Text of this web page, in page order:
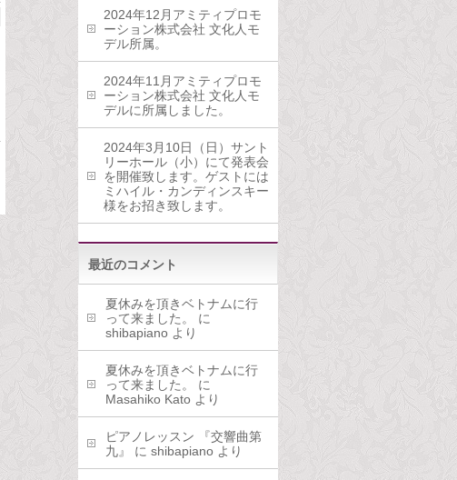
2024年12月アミティプロモ
ーション株式会社 文化人モ
デル所属。
2024年11月アミティプロモ
ーション株式会社 文化人モ
デルに所属しました。
2024年3月10日（日）サント
リーホール（小）にて発表会
を開催致します。ゲストには
ミハイル・カンディンスキー
様をお招き致します。
最近のコメント
夏休みを頂きベトナムに行
って来ました。
に
shibapiano より
夏休みを頂きベトナムに行
って来ました。
に
Masahiko Kato より
ピアノレッスン 『交響曲第
九』
に shibapiano より